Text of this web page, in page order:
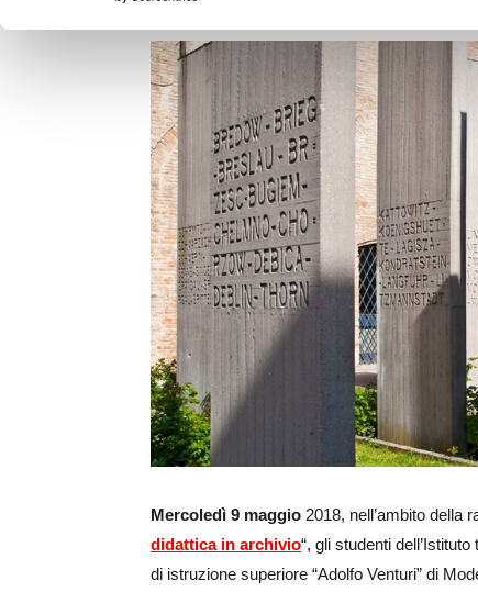
Mercoledì 9 maggio 2018, nell’ambito della
didattica in archivio“, gli studenti
di istruzione superiore “Adolfo Venturi” di